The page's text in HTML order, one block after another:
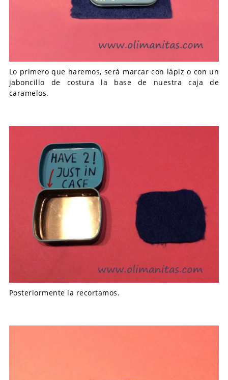
Lo primero que haremos, será marcar con lápiz o con un
jaboncillo de costura la base de nuestra caja de
caramelos.
Posteriormente la recortamos.